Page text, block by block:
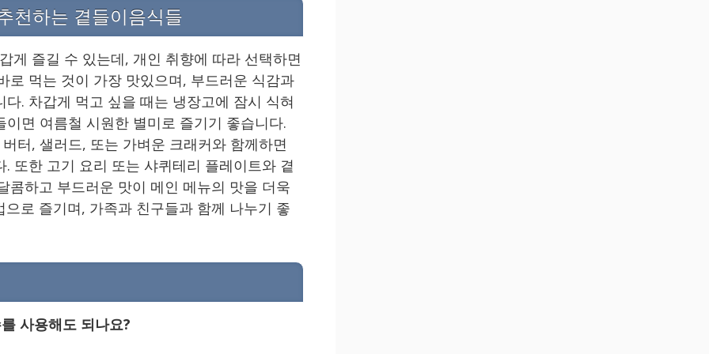
천하는 곁들이음식들
게 즐길 수 있는데, 개인 취향에 따라 선택하면
로 먹는 것이 가장 맛있으며, 부드러운 식감과
. 차갑게 먹고 싶을 때는 냉장고에 잠시 식혀
면 여름철 시원한 별미로 즐기기 좋습니다.
터, 샐러드, 또는 가벼운 크래커와 함께하면
또한 고기 요리 또는 샤퀴테리 플레이트와 곁
콤하고 부드러운 맛이 메인 메뉴의 맛을 더욱
로 즐기며, 가족과 친구들과 함께 나누기 좋
사용해도 되나요?